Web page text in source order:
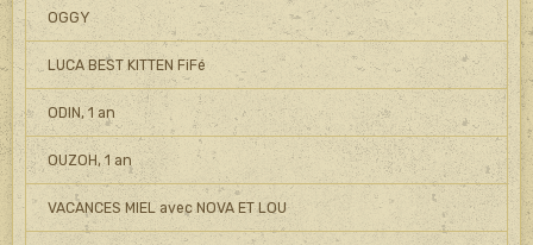
OGGY
LUCA BEST KITTEN FiFé
ODIN, 1 an
OUZOH, 1 an
VACANCES MIEL avec NOVA ET LOU